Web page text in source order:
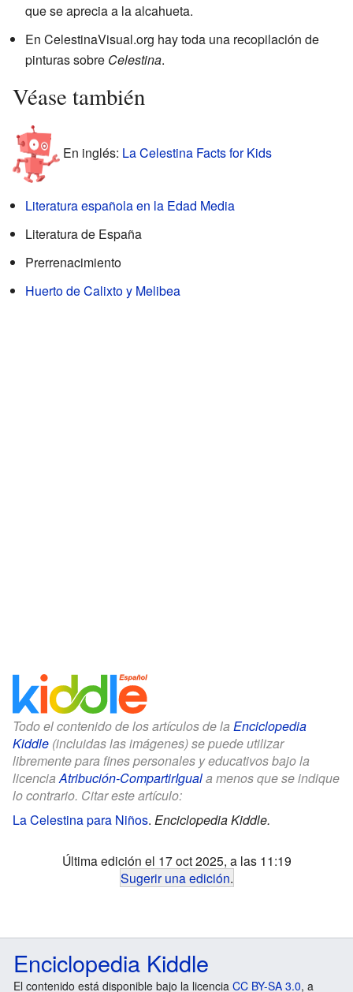
que se aprecia a la alcahueta.
En CelestinaVisual.org hay toda una recopilación de
pinturas sobre Celestina.
Véase también
En inglés: La Celestina Facts for Kids
Literatura española en la Edad Media
Literatura de España
Prerrenacimiento
Huerto de Calixto y Melibea
Todo el contenido de los artículos de la Enciclopedia
Kiddle (incluidas las imágenes) se puede utilizar
libremente para fines personales y educativos bajo la
licenciaAtribución-CompartirIguala menos que se indique
lo contrario. Citar este artículo:
La Celestina para Niños. Enciclopedia Kiddle.
Última edición el 17 oct 2025, a las 11:19
Sugerir una edición.
Enciclopedia Kiddle
El contenido está disponible bajo la licencia CC BY-SA 3.0, a